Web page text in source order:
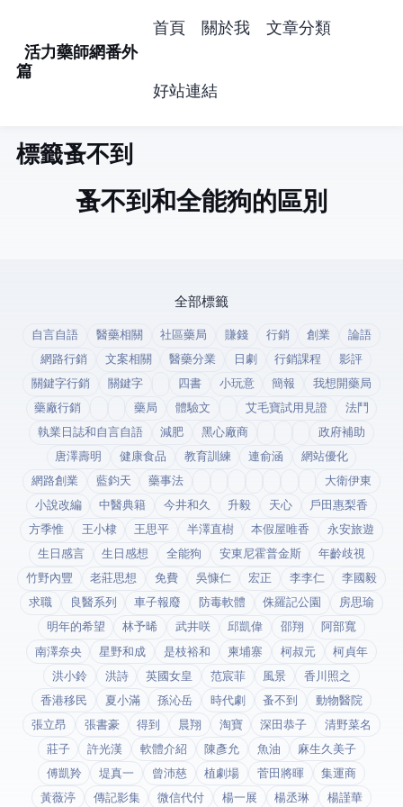
活力藥師網番外
篇
首頁 關於我 文章分類
好站連結
標籤: 蚤不到 (1)
蚤不到和全能狗的區別
全部標籤
自言自語 醫藥相關 社區藥局 賺錢 行銷 創業
論語
網路行銷
文案相關 醫藥分業 日劇 行銷課程
影評
關鍵字行銷
關鍵字 四書 小玩意 簡報
我想開藥局
藥廠行銷
藥局 體驗文 艾毛寶試用見證
法鬥
執業日誌和自言自語
減肥 黑心廠商
政府補助
唐澤壽明
健康食品 教育訓練 連俞涵
網站優化
網路創業
藍鈞天 藥事法
大衛伊東
小說改編
中醫典籍 今井和久 升毅 天心
戶田惠梨香
方季惟
王小棣 王思平 半澤直樹 本假屋唯香
永安旅遊
生日感言
生日感想 全能狗 安東尼霍普金斯
年齡歧視
竹野內豐
老莊思想 免費 吳慷仁 宏正 李李仁
李國毅
求職
良醫系列 車子報廢 防毒軟體 侏羅記公園
房思瑜
明年的希望
林予晞 武井咲 邱凱偉 邵翔
阿部寬
南澤奈央
星野和成 是枝裕和 柬埔寨 柯叔元
柯貞年
洪小鈴
洪詩 英國女皇 范宸菲 風景
香川照之
香港移民
夏小滿 孫沁岳 時代劇 蚤不到
動物醫院
張立昂
張書豪 得到app 晨翔 淘寶 深田恭子
清野菜名
莊子
許光漢 軟體介紹 陳彥允 魚油
麻生久美子
傅凱羚
堤真一 曾沛慈 植劇場 菅田將暉
集運商
黃薇渟
傳記影集 微信代付 楊一展 楊丞琳 楊謹華